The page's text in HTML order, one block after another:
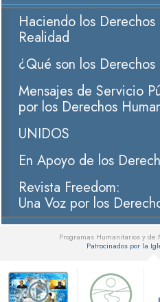
Haciendo los Derechos
Realidad
¿Qué son los Derechos
Mensajes de Servicio
por los Derechos
UNIDOS
En Apoyo de los
Revista Freedom:
Una Voz por los
Programas Humanitarios y
Patrocinados por la